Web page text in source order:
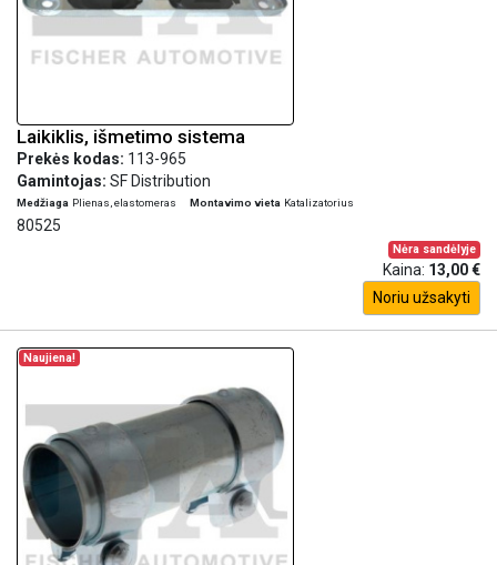
Laikiklis, išmetimo sistema
Prekės kodas: 113-965
Gamintojas: SF Distribution
Medžiaga Plienas, elastomeras Montavimo vieta Katalizatorius
80525
Nėra sandėlyje
Kaina: 13,00 €
Noriu užsakyti
Naujiena!